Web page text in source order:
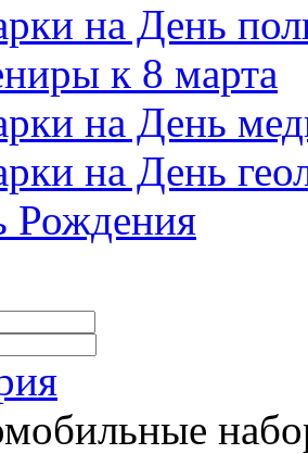
на День
к 8 марта
на День
на День
Рождения